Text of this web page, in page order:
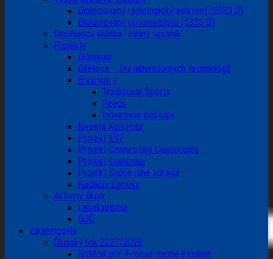
Diplomovaný rádiologický asistent (5333 Q)
Diplomovaný optometrista (5335 Q)
Doplňujúca skúška -zubný technik
Projekty
Digiškola
Dilatech – Dni laboratórnych technológií
Erasmus +
Traditional Sports
Feeds
Inovatívne postupy
Iuventa KomPrax
Projekt ESF
Projekt Connecting Classrooms
Projekt Comenius
Projekt Srdce plné zdravia
Nadácia Zentiva
Aktivity školy
Labakadémia
SOČ
Záujemcovia
Školský rok 2027/2028
Kritériá pre 4-ročné denné štúdium